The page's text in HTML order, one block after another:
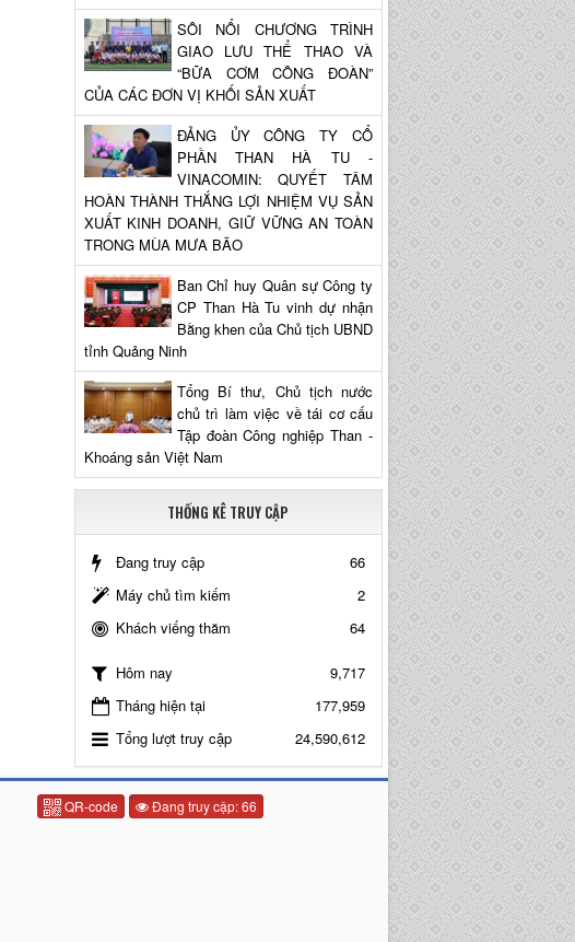
SÔI NỔI CHƯƠNG TRÌNH
GIAO LƯU THỂ THAO VÀ
“BỮA CƠM CÔNG ĐOÀN”
CỦA CÁC ĐƠN VỊ KHỐI SẢN XUẤT
ĐẢNG ỦY CÔNG TY CỔ
PHẦN THAN HÀ TU -
VINACOMIN: QUYẾT TÂM
HOÀN THÀNH THẮNG LỢI NHIỆM VỤ SẢN
XUẤT KINH DOANH, GIỮ VỮNG AN TOÀN
TRONG MÙA MƯA BÃO
Ban Chỉ huy Quân sự Công ty
CP Than Hà Tu vinh dự nhận
Bằng khen của Chủ tịch UBND
tỉnh Quảng Ninh
Tổng Bí thư, Chủ tịch nước
chủ trì làm việc về tái cơ cấu
Tập đoàn Công nghiệp Than -
Khoáng sản Việt Nam
THỐNG KÊ TRUY CẬP
Đang truy cập
66
Máy chủ tìm kiếm
2
Khách viếng thăm
64
Hôm nay
9,717
Tháng hiện tại
177,959
Tổng lượt truy cập
24,590,612
QR-code Đang truy cập: 66